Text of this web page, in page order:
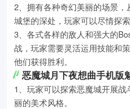
2、拥有各种奇幻美丽的场景
城堡的深处，玩家可以尽情探
3、各式各样的敌人和强大的
战，玩家需要灵活运用技能和
他们获得胜利。
恶魔城月下夜想曲手机版
1、玩家可以探索恶魔城开展
丽的美术风格。